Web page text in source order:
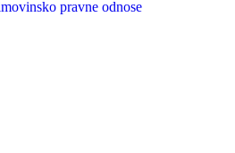
pravne odnose